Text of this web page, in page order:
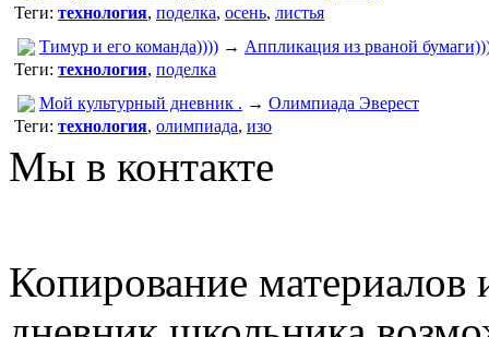
Теги: технология, поделка, осень, листья
Тимур и его команда)))) → Аппликация из рваной
Теги: технология, поделка
Мой культурный дневник . → Олимпиада Эверест
Теги: технология, олимпиада, изо
Мы в контакте
Копирование материалов